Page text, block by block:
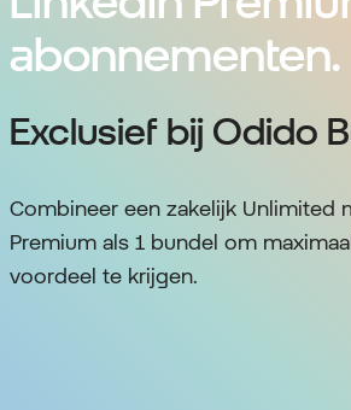
abonnementen.​
Exclusief bij Odido
Combineer een zakelijk Unlimited
Premium als 1 bundel om
voordeel te krijgen.